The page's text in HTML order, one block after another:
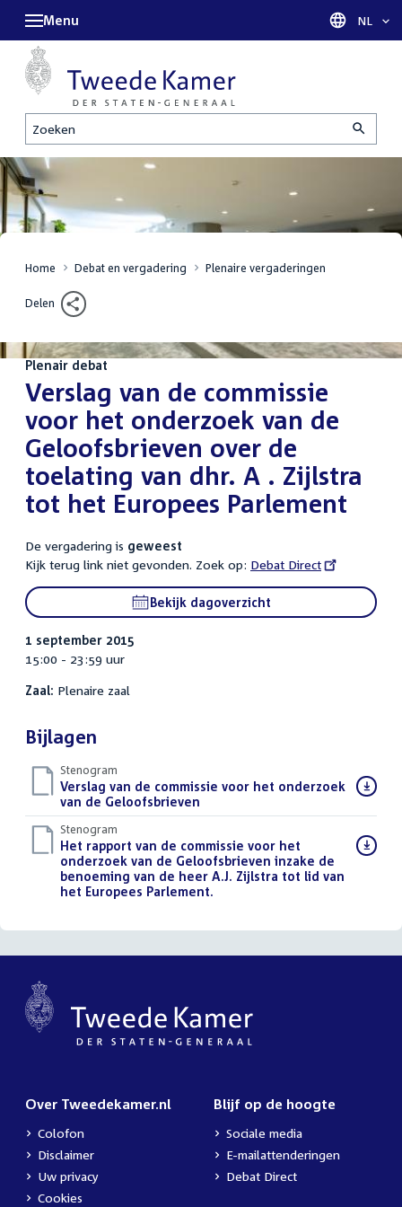
Zoeken
Menu Taal
NL
Home Debat en vergadering Plenaire vergaderingen
Delen
Plenair debat
:Verslag van de commissie
voor het onderzoek van de
Geloofsbrieven over de
toelating van dhr. A . Zijlstra
tot het Europees Parlement
De vergadering is geweest
Kijk terug link niet gevonden. Zoek op: External
link:
Debat Direct
Bekijk dagoverzicht
1 september 2015
15:00 - 23:59 uur
Zaal: Plenaire zaal
Bijlagen
Stenogram
Download
bestand:
Verslag van de commissie voor het onderzoek
van de Geloofsbrieven
Stenogram
Download
bestand:
Het rapport van de commissie voor het
onderzoek van de Geloofsbrieven inzake de
benoeming van de heer A.J. Zijlstra tot lid van
het Europees Parlement.
Over Tweedekamer.nl
Colofon
Disclaimer
Uw privacy
Cookies
Blijf op de hoogte
Sociale media
E-mailattenderingen
Debat Direct